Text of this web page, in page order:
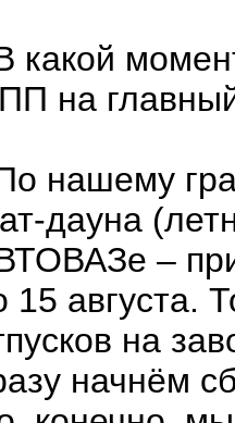
какой
на
нашему
дауна
–
15 августа.
на
начнём